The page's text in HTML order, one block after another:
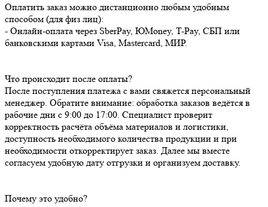
Оплатить заказ можно дистанционно любым удобным
способом (для физ лиц):
- Онлайн-оплата через SberPay, ЮMoney, T-Pay, СБП или
банковскими картами Visa, Mastercard, МИР.
Что происходит после оплаты?
После поступления платежа с вами свяжется персональный
менеджер. Обратите внимание: обработка заказов ведётся в
рабочие дни с 9:00 до 17:00. Специалист проверит
корректность расчёта объёма материалов и логистики,
доступность необходимого количества продукции и при
необходимости откорректирует заказ. Далее мы вместе
согласуем удобную дату отгрузки и организуем доставку.
Почему это удобно?